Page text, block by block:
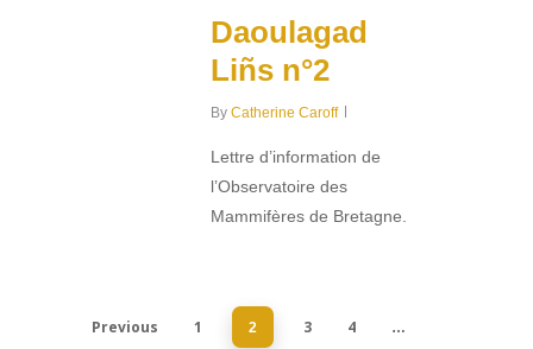
Daoulagad
Liñs n°2
By Catherine Caroff
Lettre d’information de
l’Observatoire des
Mammifères de Bretagne.
Previous 1 2 3 4 …